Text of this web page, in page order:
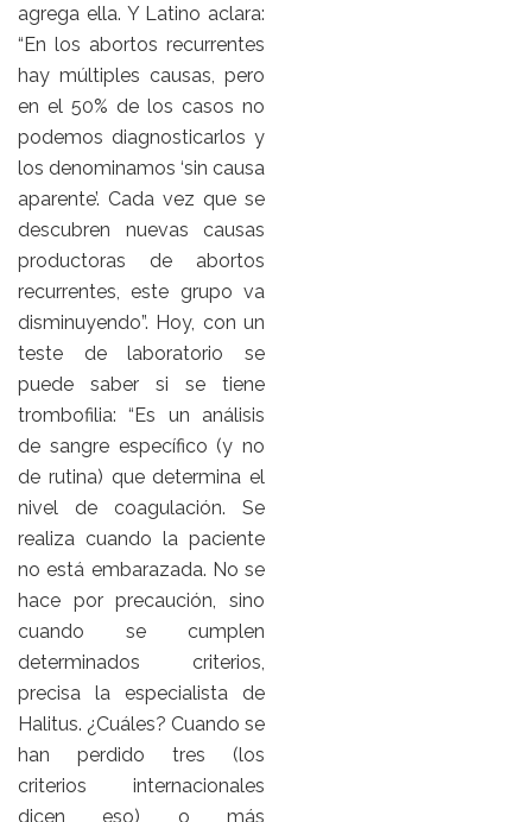
agrega ella. Y Latino aclara:
“En los abortos recurrentes
hay múltiples causas, pero
en el 50% de los casos no
podemos diagnosticarlos y
los denominamos ‘sin causa
aparente’. Cada vez que se
descubren nuevas causas
productoras de abortos
recurrentes, este grupo va
disminuyendo”. Hoy, con un
teste de laboratorio se
puede saber si se tiene
trombofilia: “Es un análisis
de sangre específico (y no
de rutina) que determina el
nivel de coagulación. Se
realiza cuando la paciente
no está embarazada. No se
hace por precaución, sino
cuando se cumplen
determinados criterios,
precisa la especialista de
Halitus. ¿Cuáles? Cuando se
han perdido tres (los
criterios internacionales
dicen eso) o más